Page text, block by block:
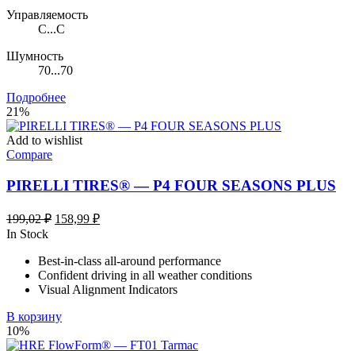
Управляемость
C...C
Шумность
70...70
Подробнее
21%
Add to wishlist
Compare
PIRELLI TIRES® — P4 FOUR SEASONS PLUS
199,02₽ Первоначальная
199,02 ₽.
158,99 ₽Текущая
In Stock
Best-in-class all-around performance
Confident driving in all weather conditions
Visual Alignment Indicators
В корзину
10%